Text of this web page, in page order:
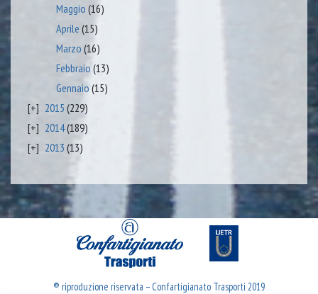
Maggio (16)
Aprile (15)
Marzo (16)
Febbraio (13)
Gennaio (15)
2015 (229)
2014(189)
2013 (13)
® riproduzione riservata – Confartigianato Trasporti 2019